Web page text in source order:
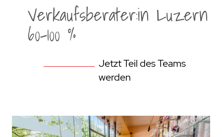
Verkaufsberater:in Luzern
60-100 %
Jetzt Teil des Teams
werden